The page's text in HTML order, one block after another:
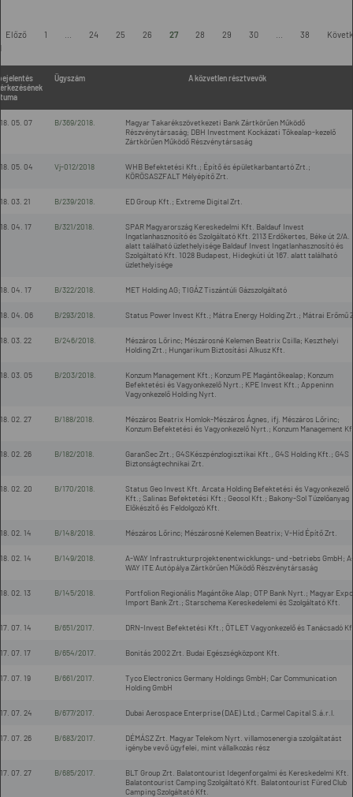
Előző 1 24 25 26 27 28 29 30 38
Ügyszám A közvetlen résztvevők
05. 07 B/369/2018.
Magyar Takarékszövetkezeti Bank Zártkörűen Működő
Részvénytársaság; DBH Investment Kockázati Tőkealap-kezelő
Zártkörűen Működő Részvénytársaság
05. 04 Vj-012/2018
WHB Befektetési Kft.; Építő és épületkarbantartó Zrt.;
KÖRÖSASZFALT Mélyépítő Zrt.
03. 21 B/239/2018. ED Group Kft.; Extreme Digital Zrt.
04. 17 B/321/2018.
SPAR Magyarország Kereskedelmi Kft. Baldauf Invest
Ingatlanhasznosító és Szolgáltató Kft. 2113 Erdőkertes, Béke út 2/A.
alatt található üzlethelyisége Baldauf Invest Ingatlanhasznosító és
Szolgáltató Kft. 1028 Budapest, Hidegkúti út 167. alatt található
üzlethelyisége
04. 17 B/322/2018. MET Holding AG; TIGÁZ Tiszántúli Gázszolgáltató
04. 06 B/293/2018. Status Power Invest Kft.; Mátra Energy Holding Zrt.; Mátrai Erőmű
03. 22 B/246/2018.
Mészáros Lőrinc; Mészárosné Kelemen Beatrix Csilla; Keszthelyi
Holding Zrt.; Hungarikum Biztosítási Alkusz Kft.
03. 05 B/203/2018.
Konzum Management Kft.; Konzum PE Magántőkealap; Konzum
Befektetési és Vagyonkezelő Nyrt.; KPE Invest Kft.; Appeninn
Vagyonkezelő Holding Nyrt.
02. 27 B/188/2018.
Mészáros Beatrix Homlok-Mészáros Ágnes, ifj. Mészáros Lőrinc;
Konzum Befektetési és Vagyonkezelő Nyrt.; Konzum Management
02. 26 B/182/2018.
GaranSec Zrt.; G4SKészpénzlogisztikai Kft., G4S Holding Kft.; G4S
Biztonságtechnikai Zrt.
02. 20 B/170/2018.
Status Geo Invest Kft. Arcata Holding Befektetési és Vagyonkezelő
Kft.; Salinas Befektetési Kft.; Geosol Kft.; Bakony-Sol Tüzelőanyag
Előkészítő és Feldolgozó Kft.
02. 14 B/148/2018. Mészáros Lőrinc; Mészárosné Kelemen Beatrix; V-Híd Építő Zrt.
02. 14 B/149/2018.
A-WAY Infrastrukturprojektenentwicklungs- und -betriebs GmbH;
WAY ITE Autópálya Zártkörűen Működő Részvénytársaság
02. 13 B/145/2018.
Portfolion Regionális Magántőke Alap; OTP Bank Nyrt.; Magyar
Import Bank Zrt.; Starschema Kereskedelemi és Szolgáltató Kft.
07. 14 B/651/2017. DRN-Invest Befektetési Kft.; ÖTLET Vagyonkezelő és Tanácsadó
07. 17 B/654/2017. Bonitás 2002 Zrt. Budai Egészségközpont Kft.
07. 19 B/661/2017.
Tyco Electronics Germany Holdings GmbH; Car Communication
Holding GmbH
07. 24 B/677/2017. Dubai Aerospace Enterprise (DAE) Ltd.; Carmel Capital S.á.r.l.
07. 26 B/683/2017.
DÉMÁSZ Zrt. Magyar Telekom Nyrt. villamosenergia szolgáltatást
igénybe vevő ügyfelei, mint vállalkozás rész
07. 27 B/685/2017.
BLT Group Zrt. Balatontourist Idegenforgalmi és Kereskedelmi Kft.
Balatontourist Camping Szolgáltató Kft. Balatontourist Füred Club
Camping Szolgáltató Kft.